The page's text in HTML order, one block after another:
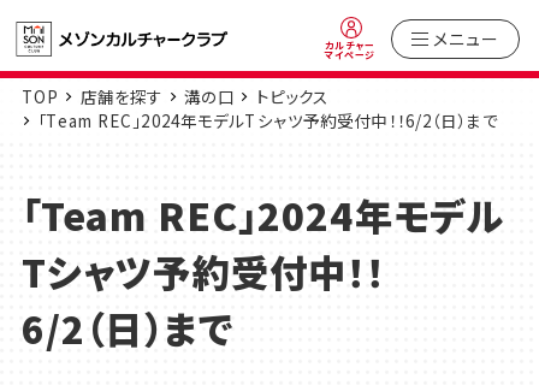
カルチャー
マイページ
メニュー
TOP 店舗を探す 溝の口
トピックス
「Team REC」2024年モデルTシャツ予約受付中！！6/2（日）まで
「Team REC」2024年モデル
Tシャツ予約受付中！！
6/2（日）まで